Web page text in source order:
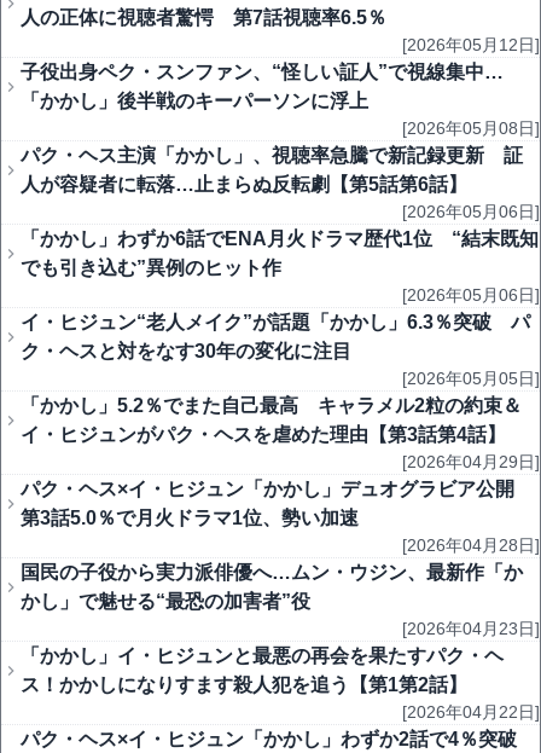
人の正体に視聴者驚愕 第7話視聴率6.5％
[2026年05月12日]
子役出身ペク・スンファン、“怪しい証人”で視線集中…
「かかし」後半戦のキーパーソンに浮上
[2026年05月08日]
パク・ヘス主演「かかし」、視聴率急騰で新記録更新 証
人が容疑者に転落…止まらぬ反転劇【第5話第6話】
[2026年05月06日]
「かかし」わずか6話でENA月火ドラマ歴代1位 “結末既知
でも引き込む”異例のヒット作
[2026年05月06日]
イ・ヒジュン“老人メイク”が話題「かかし」6.3％突破 パ
ク・ヘスと対をなす30年の変化に注目
[2026年05月05日]
「かかし」5.2％でまた自己最高 キャラメル2粒の約束＆
イ・ヒジュンがパク・ヘスを虐めた理由【第3話第4話】
[2026年04月29日]
パク・ヘス×イ・ヒジュン「かかし」デュオグラビア公開
第3話5.0％で月火ドラマ1位、勢い加速
[2026年04月28日]
国民の子役から実力派俳優へ…ムン・ウジン、最新作「か
かし」で魅せる“最恐の加害者”役
[2026年04月23日]
「かかし」イ・ヒジュンと最悪の再会を果たすパク・ヘ
ス！かかしになりすます殺人犯を追う【第1第2話】
[2026年04月22日]
パク・ヘス×イ・ヒジュン「かかし」わずか2話で4％突破